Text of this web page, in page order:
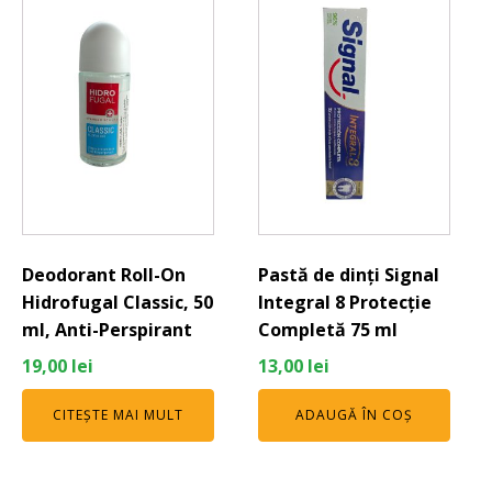
Deodorant Roll-On
Hidrofugal Classic, 50
ml, Anti-Perspirant
19,00 lei
CITEȘTE MAI MULT
Pastă de dinți Signal
Integral 8 Protecție
Completă 75 ml
13,00 lei
ADAUGĂ ÎN COȘ